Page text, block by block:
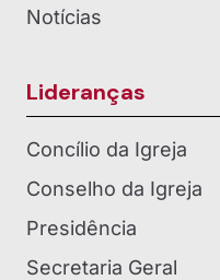
Notícias
Lideranças
Concílio da Igreja
Conselho da Igreja
Presidência
Secretaria Geral